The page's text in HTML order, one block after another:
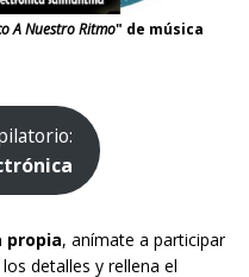
A Nuestro Ritmo" de música
propia, anímate a participar
detalles y rellena el